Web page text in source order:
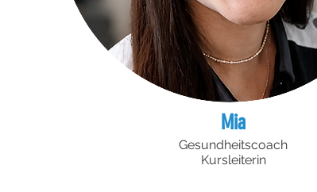
Mia
Gesundheitscoach
Kursleiterin